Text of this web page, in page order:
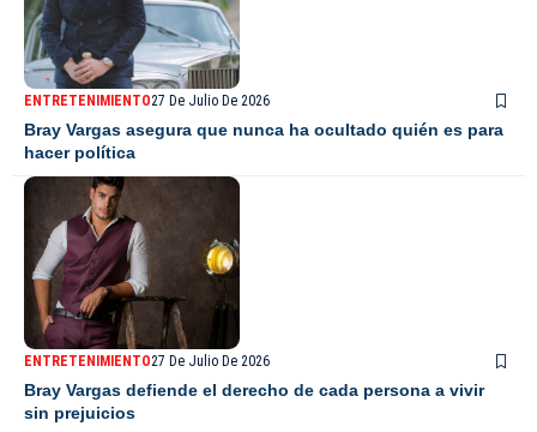
ENTRETENIMIENTO27 De Julio De 2026
Bray Vargas asegura que nunca ha ocultado quién es para
hacer política
ENTRETENIMIENTO27 De Julio De 2026
Bray Vargas defiende el derecho de cada persona a vivir
sin prejuicios